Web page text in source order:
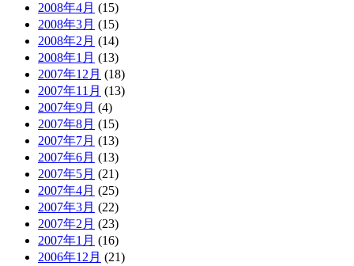
2008年4月 (15)
2008年3月 (15)
2008年2月 (14)
2008年1月 (13)
2007年12月 (18)
2007年11月 (13)
2007年9月 (4)
2007年8月 (15)
2007年7月 (13)
2007年6月 (13)
2007年5月 (21)
2007年4月 (25)
2007年3月 (22)
2007年2月 (23)
2007年1月 (16)
2006年12月 (21)